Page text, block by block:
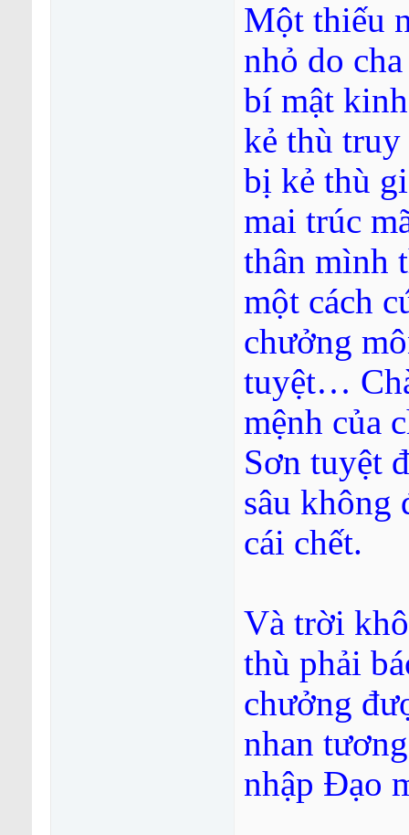
Một thiếu
nhỏ do
bí mật
kẻ thù truy
bị kẻ thù
mai trúc
thân mình
một cách
chưởng
tuyệt…
mệnh của
Sơn tuyệt
sâu không
cái chết.
Và trời
thù phải
chưởng
nhan
nhập Đạo